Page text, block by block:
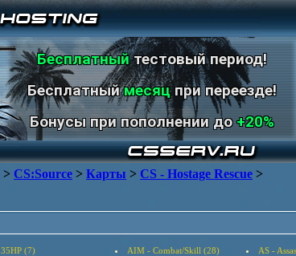
Бесплатныйтестовый период!
Бесплатныймесяцпри переезде!
Бонусы при пополнении до+20%
> CS:Source > Карты > CS - Hostage Rescue >
35HP (7) AIM - Combat/Skill (28)
AS -